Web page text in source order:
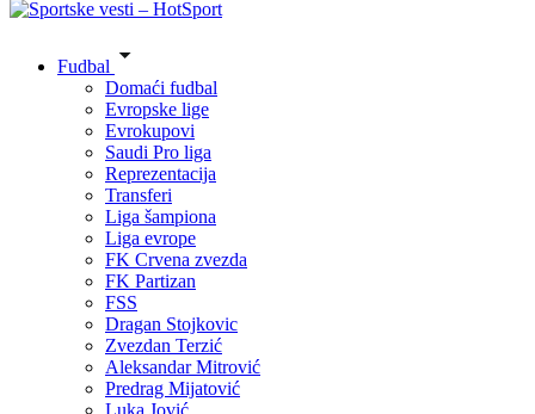
Fudbal
Domaći fudbal
Evropske lige
Evrokupovi
Saudi Pro liga
Reprezentacija
Transferi
Liga šampiona
Liga evrope
FK Crvena zvezda
FK Partizan
FSS
Dragan Stojkovic
Zvezdan Terzić
Aleksandar Mitrović
Predrag Mijatović
Luka Jović